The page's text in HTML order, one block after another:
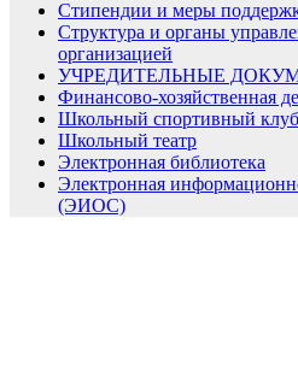
Стипендии и меры
Структура и органы
организацией
УЧРЕДИТЕЛЬНЫЕ
Финансово-хозяйственная
Школьный спортивный
Школьный театр
Электронная библиотека
Электронная
(ЭИОС)